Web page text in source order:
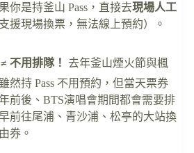
你是持釜山 Pass，直接去現場人工
援現場換票，無法線上預約）。
不用排隊！ 去年釜山煙火節與楓
然持 Pass 不用預約，但當天票券
前後、BTS演唱會期間都會需要排
前往尾浦、青沙浦、松亭的大站換
券。